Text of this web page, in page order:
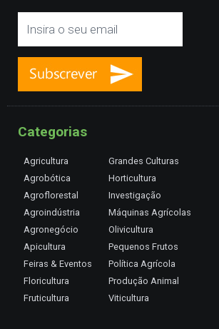
Categorias
Agricultura
Agrobótica
Agroflorestal
Agroindústria
Agronegócio
Apicultura
Feiras & Eventos
Floricultura
Fruticultura
Grandes Culturas
Horticultura
Investigação
Máquinas Agrícolas
Olivicultura
Pequenos Frutos
Política Agrícola
Produção Animal
Viticultura